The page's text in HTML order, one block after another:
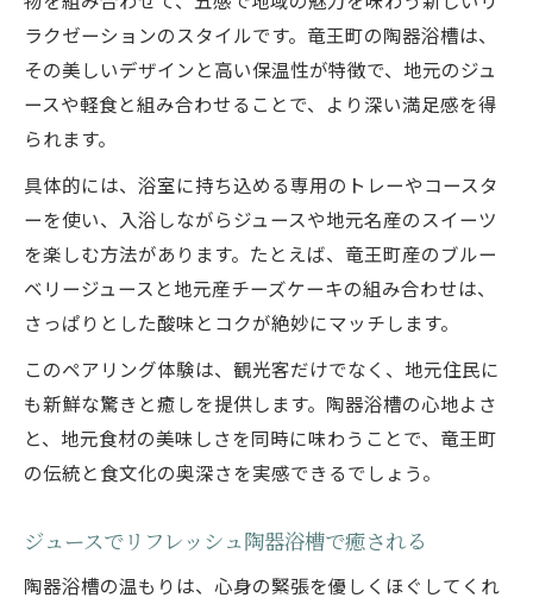
ラクゼーションのスタイルです。竜王町の陶器浴槽は、
その美しいデザインと高い保温性が特徴で、地元のジュ
ースや軽食と組み合わせることで、より深い満足感を得
られます。
具体的には、浴室に持ち込める専用のトレーやコースタ
ーを使い、入浴しながらジュースや地元名産のスイーツ
を楽しむ方法があります。たとえば、竜王町産のブルー
ベリージュースと地元産チーズケーキの組み合わせは、
さっぱりとした酸味とコクが絶妙にマッチします。
このペアリング体験は、観光客だけでなく、地元住民に
も新鮮な驚きと癒しを提供します。陶器浴槽の心地よさ
と、地元食材の美味しさを同時に味わうことで、竜王町
の伝統と食文化の奥深さを実感できるでしょう。
ジュースでリフレッシュ陶器浴槽で癒される
陶器浴槽の温もりは、心身の緊張を優しくほぐしてくれ